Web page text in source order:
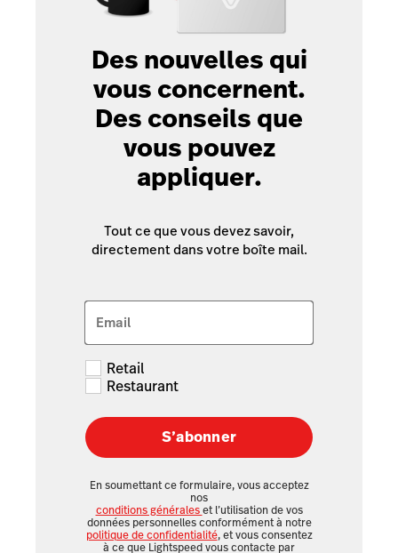
Des nouvelles qui
vous concernent.
Des conseils que
vous pouvez
appliquer.
Tout ce que vous devez savoir,
directement dans votre boîte mail.
Email
Retail
Restaurant
S’abonner
En soumettant ce formulaire, vous acceptez
nos
conditions généraleset l’utilisation de vos
données personnelles conformément à notre
politique de confidentialité, et vous consentez
à ce que Lightspeed vous contacte par